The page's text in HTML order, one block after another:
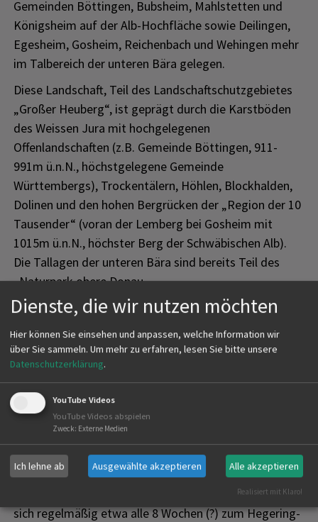
Gemeinden Böttingen, Bubsheim, Mahlstetten und
Königsheim auf der Alb-Hochfläche sowie Deilingen,
Egesheim, Gosheim, Reichenbach und Wehingen mehr
im Talbereich der unteren Bära gelegen.
Diese Landschaft, Teil des Landschaftschutzgebietes
„Großer Heuberg“, ist geprägt durch die Karstböden
des Weissen Jura mit hochgelegenen
Offenlandschaften (z.B. Gemeinde Böttingen, 911-
991m ü.n.N., höchstgelegene Gemeinde
Württembergs), Trockentälern, Höhlen, Blockhalden,
Dolinen und den hohen Bergrücken der „Region der 10
Tausender“ (voran der Lemberg bei Gosheim mit
1015m ü.n.N., höchster Berg der Schwäbischen Alb).
Die Tallagen der unteren Bära sind bereits Teil des
„Naturpark obere Donau.
Die Großartigkeit und Wertigkeit dieser Landschaft
spiegelt sich auch in den vielen FFH-Gebieten,
Vogelschutzgebieten, Naturschutzgebieten und einer
Anzahl von Premium-Wanderwegen, Loipen und
Radwegen wider. Dies allerdings ist für Wild, Wald und
Jagd nicht immer gut in Einklang zu bringen, birgt
Konfliktpotenzial und verlangt von der Jägerschaft viel
Verständnis und Entgegenkommen.
Die Mitglieder des Hegerings Heuberg-Bäratal treffen
sich regelmäßig etwa alle 8 Wochen (?) zum Hegering-
Dienste, die wir nutzen möchten
Hier können Sie einsehen und anpassen, welche Information wir
über Sie sammeln. Um mehr zu erfahren, lesen Sie bitte unsere
Datenschutzerklärung.
YouTube Videos
YouTube Videos abspielen
Zweck: Externe Medien
Ich lehne ab Ausgewählte akzeptieren Alle akzeptieren
Realisiert mit Klaro!